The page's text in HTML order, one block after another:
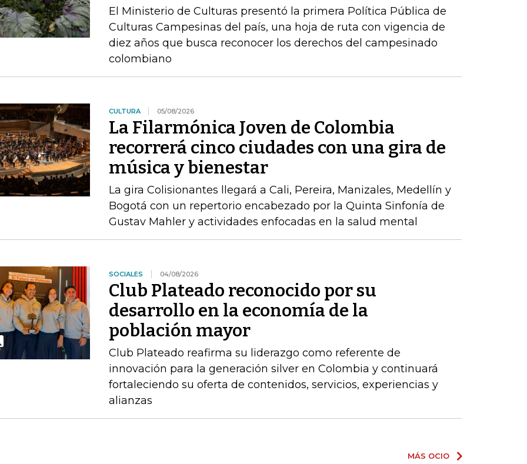
El Ministerio de Culturas presentó la primera Política Pública de
Culturas Campesinas del país, una hoja de ruta con vigencia de
diez años que busca reconocer los derechos del campesinado
colombiano
CULTURA 05/08/2026
La Filarmónica Joven de Colombia
recorrerá cinco ciudades con una gira de
música y bienestar
La gira Colisionantes llegará a Cali, Pereira, Manizales, Medellín y
Bogotá con un repertorio encabezado por la Quinta Sinfonía de
Gustav Mahler y actividades enfocadas en la salud mental
SOCIALES 04/08/2026
Club Plateado reconocido por su
desarrollo en la economía de la
población mayor
Club Plateado reafirma su liderazgo como referente de
innovación para la generación silver en Colombia y continuará
fortaleciendo su oferta de contenidos, servicios, experiencias y
alianzas
MÁS OCIO